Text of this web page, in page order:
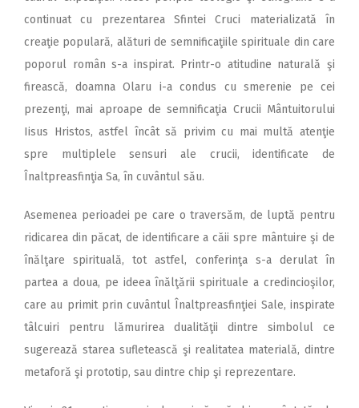
continuat cu prezentarea Sfintei Cruci materializată în
creaţie populară, alături de semnificaţiile spirituale din care
poporul român s-a inspirat. Printr-o atitudine naturală şi
firească, doamna Olaru i-a condus cu smerenie pe cei
prezenţi, mai aproape de semnificaţia Crucii Mântuitorului
Iisus Hristos, astfel încât să privim cu mai multă atenţie
spre multiplele sensuri ale crucii, identificate de
Înaltpreasfinţia Sa, în cuvântul său.
Asemenea perioadei pe care o traversăm, de luptă pentru
ridicarea din păcat, de identificare a căii spre mântuire şi de
înălţare spirituală, tot astfel, conferinţa s-a derulat în
partea a doua, pe ideea înălţării spirituale a credincioşilor,
care au primit prin cuvântul Înaltpreasfinţiei Sale, inspirate
tâlcuiri pentru lămurirea dualităţii dintre simbolul ce
sugerează starea sufletească şi realitatea materială, dintre
metaforă şi prototip, sau dintre chip şi reprezentare.